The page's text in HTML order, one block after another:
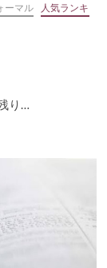
ーマル
人気ランキ
り…